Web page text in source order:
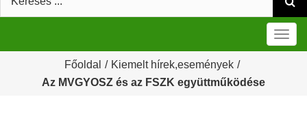
Főoldal / Kiemelt hírek,események /
Az MVGYOSZ és az FSZK együttműködése